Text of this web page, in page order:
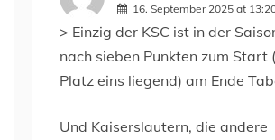
16. September 2025 at
> Einzig der KSC ist in der
nach sieben Punkten zum Start
Platz eins liegend) am Ende
Und Kaiserslautern, die andere